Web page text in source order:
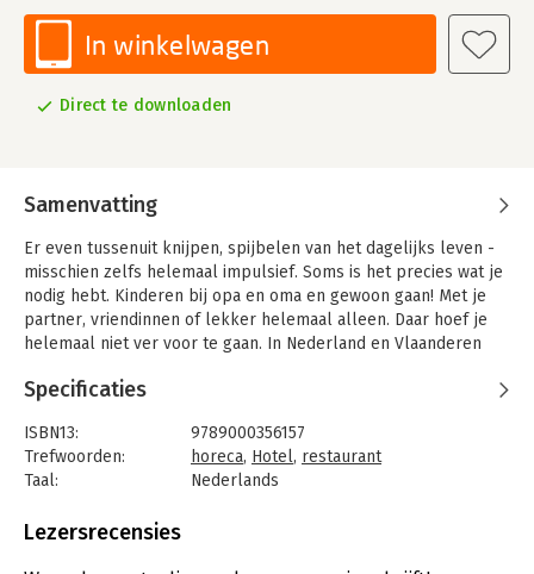
In winkelwagen
Direct te downloaden
Samenvatting
Er even tussenuit knijpen, spijbelen van het dagelijks leven -
misschien zelfs helemaal impulsief. Soms is het precies wat je
nodig hebt. Kinderen bij opa en oma en gewoon gaan! Met je
partner, vriendinnen of lekker helemaal alleen. Daar hoef je
helemaal niet ver voor te gaan. In Nederland en Vlaanderen
Maartje Diepstraten, reisblogger van het populaire Barts
alle plekken persoonlijk getest en geselecteerd voor deze
gids. Grote steden als Amsterdam en Rotterdam ontbreken
natuurlijk niet maar er is vooral veel aandacht voor de plekken
Schagel, Wolphaartsdijk. De beste plekken om koffie te
Specificaties
ISBN13:
9789000356157
Trefwoorden:
horeca, Hotel, restaurant
Taal:
Nederlands
Beveiliging:
Lezersrecensies